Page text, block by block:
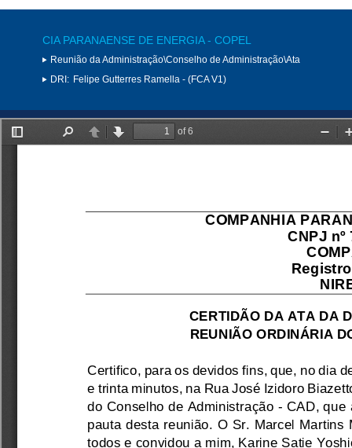
CIA PARANAENSE DE ENERGIA - COPEL
Reunião da Administração\Conselho de Administração\Ata
DRI: Felipe Gutterres Ramella - (FCA V1)